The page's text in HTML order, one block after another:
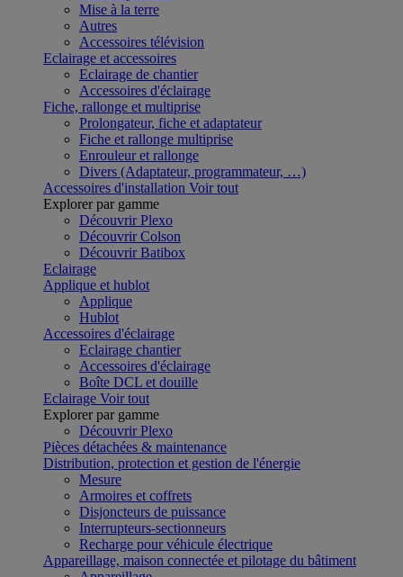
Mise à la terre
Autres
Accessoires télévision
Eclairage et accessoires
Eclairage de chantier
Accessoires d'éclairage
Fiche, rallonge et multiprise
Prolongateur, fiche et adaptateur
Fiche et rallonge multiprise
Enrouleur et rallonge
Divers (Adaptateur, programmateur, …)
Accessoires d'installation Voir tout
Explorer par gamme
Découvrir Plexo
Découvrir Colson
Découvrir Batibox
Eclairage
Applique et hublot
Applique
Hublot
Accessoires d'éclairage
Eclairage chantier
Accessoires d'éclairage
Boîte DCL et douille
Eclairage Voir tout
Explorer par gamme
Découvrir Plexo
Pièces détachées & maintenance
Distribution, protection et gestion de l'énergie
Mesure
Armoires et coffrets
Disjoncteurs de puissance
Interrupteurs-sectionneurs
Recharge pour véhicule électrique
Appareillage, maison connectée et pilotage du bâtiment